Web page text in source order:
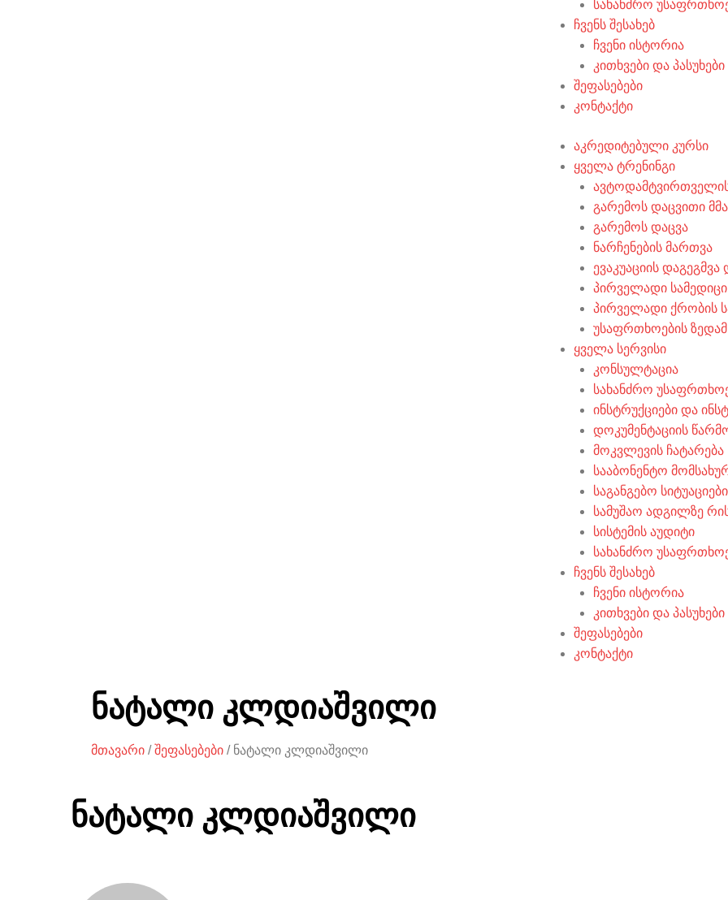
სახანძრო
ჩვენს შესახებ
ჩვენი ისტორია
კითხვები და პასუხები
შეფასებები
კონტაქტი
აკრედიტებული კურსი
ყველა ტრენინგი
გარემოს დაცვითი
გარემოს დაცვა
ნარჩენების მართვა
ევაკუაციის
პირველადი
პირველადი ქრობის
უსაფრთხოების
ყველა სერვისი
კონსულტაცია
სახანძრო
ინსტრუქციები და
დოკუმენტაციის
მოკვლევის ჩატარება
სააბონენტო
საგანგებო
სამუშაო ადგილზე
სისტემის აუდიტი
სახანძრო
ჩვენს შესახებ
ჩვენი ისტორია
კითხვები და პასუხები
შეფასებები
კონტაქტი
ნატალი კლდიაშვილი
მთავარი /შეფასებები / ნატალი კლდიაშვილი
ნატალი კლდიაშვილი